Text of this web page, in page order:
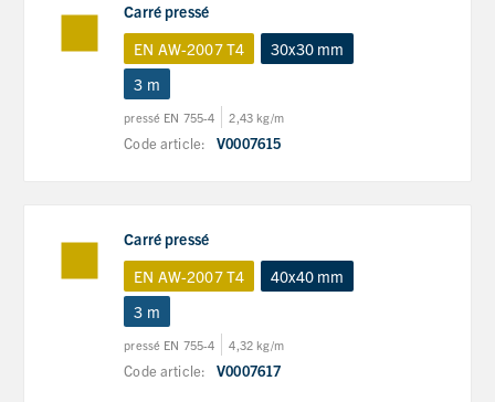
Carré pressé
EN AW-2007 T4
30x30 mm
3 m
pressé EN 755-4 2,43 kg/m
Code article: V0007615
Carré pressé
EN AW-2007 T4
40x40 mm
3 m
pressé EN 755-4 4,32 kg/m
Code article: V0007617